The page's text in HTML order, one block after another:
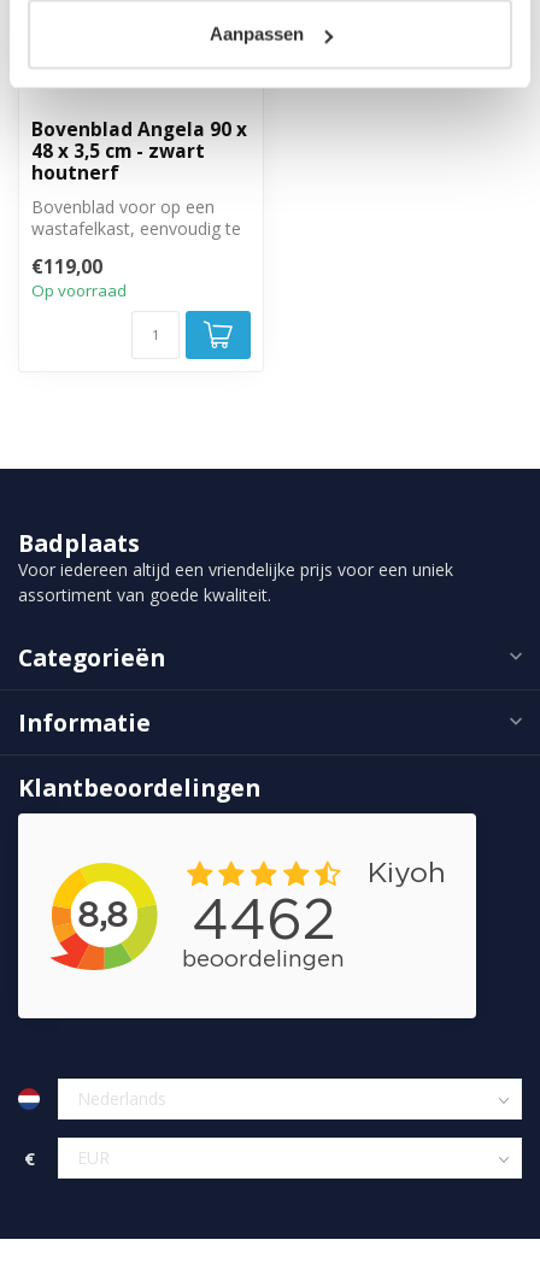
Aanpassen
Bovenblad Angela 90 x
48 x 3,5 cm - zwart
houtnerf
Bovenblad voor op een
wastafelkast, eenvoudig te
€119,00
Op voorraad
Badplaats
Voor iedereen altijd een vriendelijke prijs voor een uniek
assortiment van goede kwaliteit.
Categorieën
Informatie
Klantbeoordelingen
€